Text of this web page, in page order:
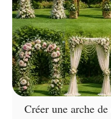
Créer une arche